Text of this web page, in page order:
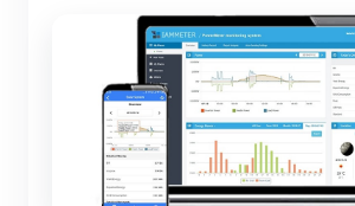
Νέα
Blogs
Σχετικά με εμάς